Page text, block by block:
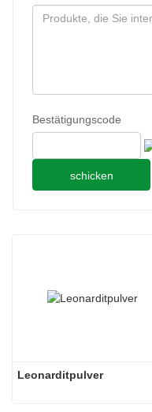
Bestätigungscode
schicken
Leonarditpulver